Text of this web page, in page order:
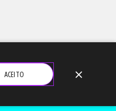
ACEITO close